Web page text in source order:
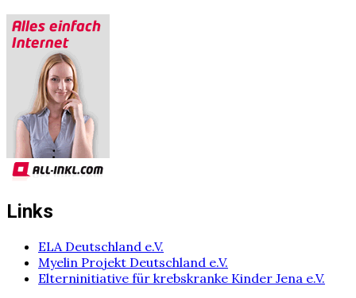
Links
ELA Deutschland e.V.
Myelin Projekt Deutschland e.V.
Elterninitiative für krebskranke Kinder Jena e.V.